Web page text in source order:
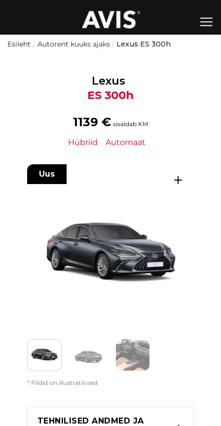
Esileht / Autorent kuuks ajaks / Lexus ES 300h
Lexus
ES 300h
1139 € sisaldab KM
Hübriid Automaat
Uus
* Pildid on illustratiivsed
TEHNILISED ANDMED JA